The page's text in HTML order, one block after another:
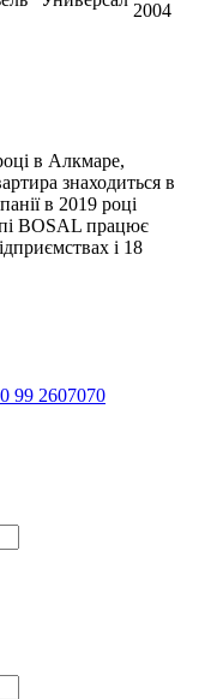
2004
в Алкмаре,
знаходиться в
в 2019 році
BOSAL працює
і 18
99 2607070